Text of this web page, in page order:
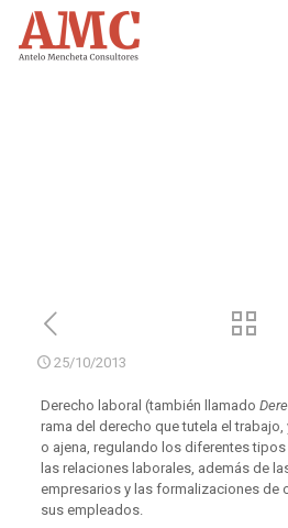
25/10/2013
Derecho laboral (también llamado
rama del derecho que tutela el
o ajena, regulando los diferentes
las relaciones laborales, además de
empresarios y las formalizaciones de
sus empleados.